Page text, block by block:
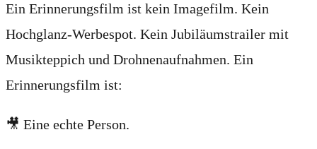
Ein Erinnerungsfilm ist kein Imagefilm. Kein
Hochglanz-Werbespot. Kein Jubiläumstrailer mit
Musikteppich und Drohnenaufnahmen. Ein
Erinnerungsfilm ist:
🎥 Eine echte Person.